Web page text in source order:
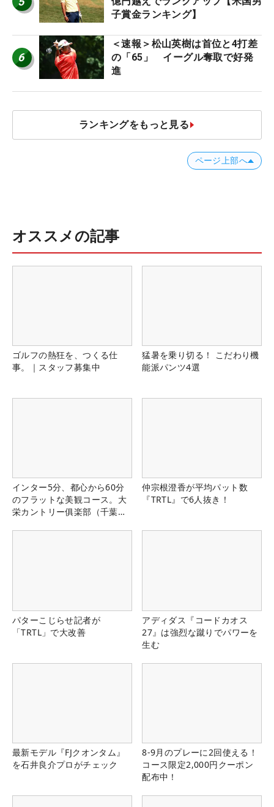
子賞金ランキング】
6
＜速報＞松山英樹は首位と4打差
の「65」 イーグル奪取で好発
進
ランキングをもっと見る
ページ上部へ
オススメの記事
ゴルフの熱狂を、つくる仕
事。｜スタッフ募集中
猛暑を乗り切る！ こだわり機
能派パンツ4選
インター5分、都心から60分
のフラットな美観コース。大
栄カントリー俱楽部（千葉
仲宗根澄香が平均パット数
『TRTL』で6人抜き！
パターこじらせ記者が
「TRTL」で大改善
アディダス『コードカオス
27』は強烈な蹴りでパワーを
生む
最新モデル『FJクオンタム』
を石井良介プロがチェック
8-9月のプレーに2回使える！
コース限定2,000円クーポン
配布中！